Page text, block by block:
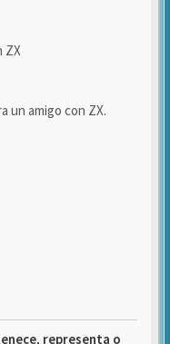
ZX
un amigo con ZX.
representa o